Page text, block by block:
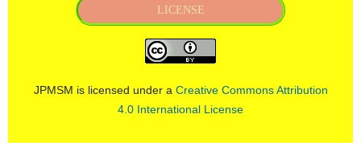
LICENSE
JPMSM is licensed under a Creative Commons Attribution
4.0 International License